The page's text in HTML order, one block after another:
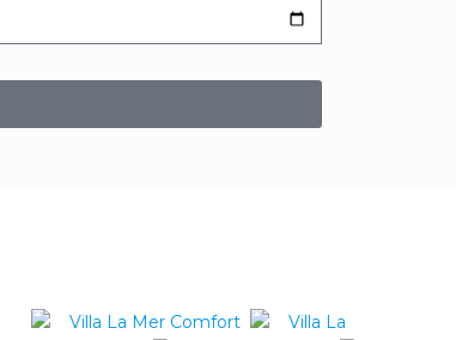
Villa La Mer Comfort
Villa La